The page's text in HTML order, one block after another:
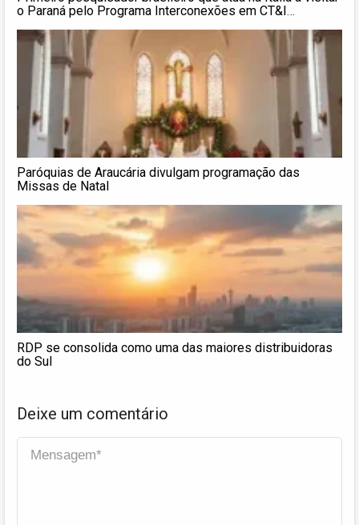
o Paraná pelo Programa Interconexões em CT&I
Paróquias de Araucária divulgam programação das
Missas de Natal
RDP se consolida como uma das maiores distribuidoras
do Sul
Deixe um comentário